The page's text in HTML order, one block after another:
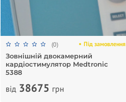
(0) Під замовлення
Зовнішній двокамерний
кардіостимулятор Medtronic
5388
від 38675 грн